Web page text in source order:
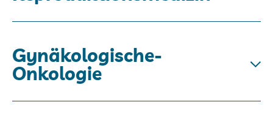
Gynäkologische-
Onkologie